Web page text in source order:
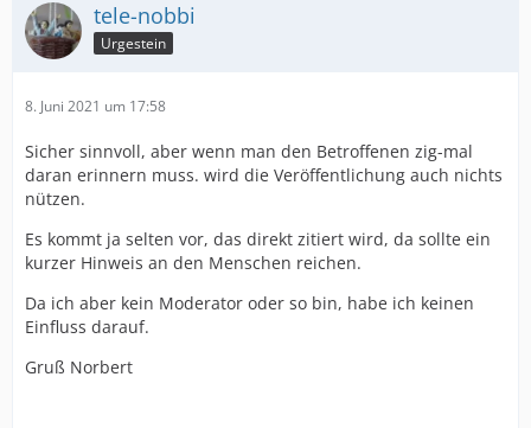
tele-nobbi
Urgestein
8. Juni 2021 um 17:58
Sicher sinnvoll, aber wenn man den Betroffenen zig-mal
daran erinnern muss. wird die Veröffentlichung auch nichts
nützen.
Es kommt ja selten vor, das direkt zitiert wird, da sollte ein
kurzer Hinweis an den Menschen reichen.
Da ich aber kein Moderator oder so bin, habe ich keinen
Einfluss darauf.
Gruß Norbert